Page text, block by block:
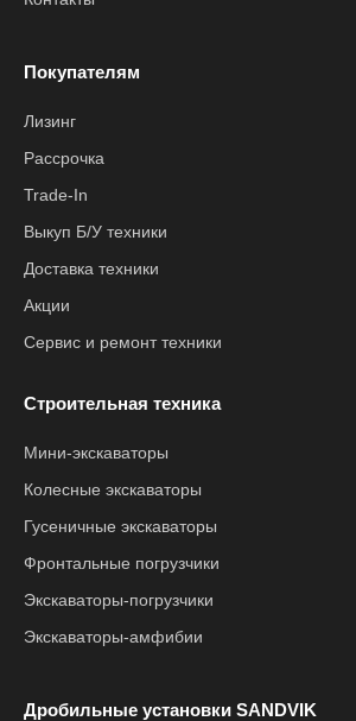
Покупателям
Лизинг
Рассрочка
Trade-In
Выкуп Б/У техники
Доставка техники
Акции
Сервис и ремонт техники
Строительная техника
Мини-экскаваторы
Колесные экскаваторы
Гусеничные экскаваторы
Фронтальные погрузчики
Экскаваторы-погрузчики
Экскаваторы-амфибии
Дробильные установки SANDVIK